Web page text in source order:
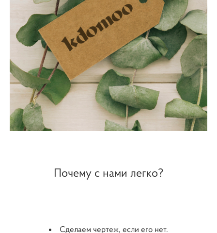
Почему с нами легко?
Сделаем чертеж, если его нет.